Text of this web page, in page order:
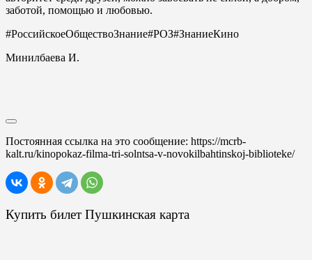
заботой, помощью и любовью.
#РоссийскоеОбществоЗнание#РОЗ#ЗнаниеКино
Минилбаева И.
Постоянная ссылка на это сообщение: https://mcrb-
kalt.ru/kinopokaz-filma-tri-solntsa-v-novokilbahtinskoj-biblioteke/
Купить билет Пушкинская карта